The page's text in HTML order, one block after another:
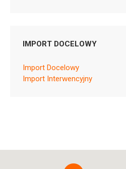
M01AB05
Diclofenacum natricum
IMPORT DOCELOWY
Import Docelowy
Import Interwencyjny